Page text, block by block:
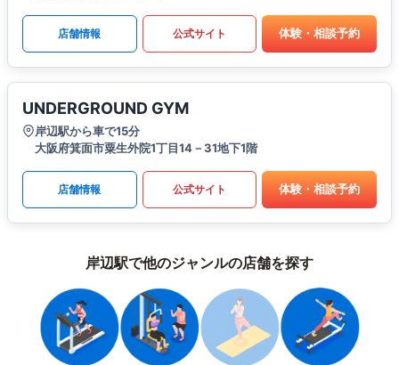
店舗情報 公式サイト 体験・相談予約
UNDERGROUND GYM
岸辺駅から車で15分
大阪府箕面市粟生外院1丁目14－31地下1階
店舗情報 公式サイト 体験・相談予約
岸辺駅で他のジャンルの店舗を探す